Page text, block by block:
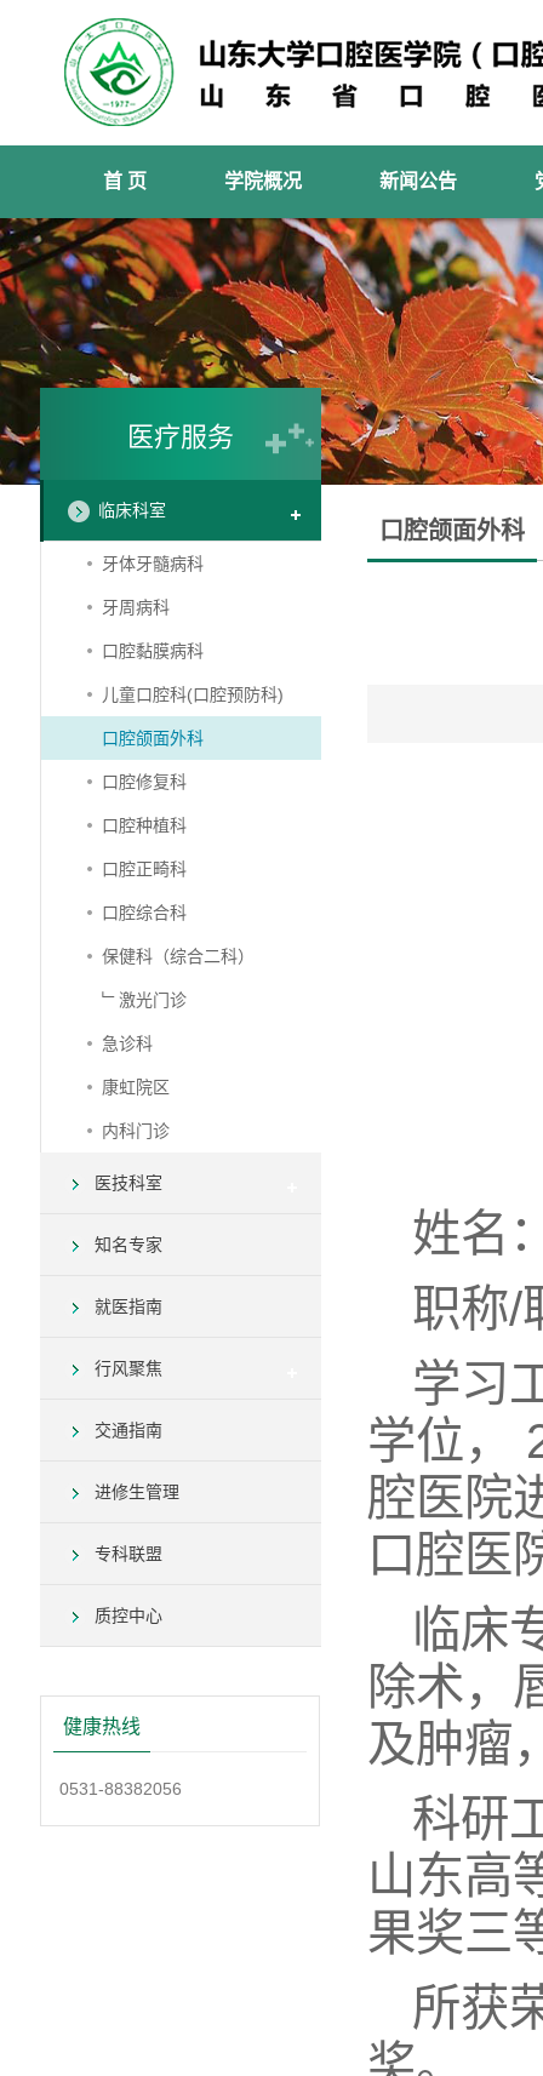
首 页 学院概况 新闻公告
医疗服务
临床科室
牙体牙髓病科
牙周病科
口腔黏膜病科
儿童口腔科(口腔预防科)
口腔颌面外科
口腔修复科
口腔种植科
口腔正畸科
口腔综合科
保健科（综合二科）
﹂激光门诊
急诊科
康虹院区
内科门诊
医技科室
知名专家
就医指南
行风聚焦
交通指南
进修生管理
专科联盟
质控中心
健康热线
0531-88382056
口腔颌面外科
姓名
职称/
学习
学位，
腔医院
口腔医
临床
除术，
及肿瘤
科研
山东高
果奖三
所获